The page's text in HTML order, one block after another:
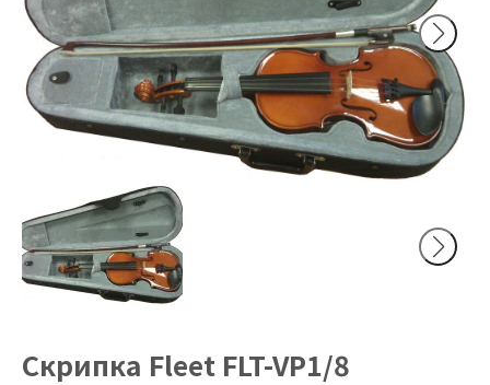
Скрипка Fleet FLT-VP1/8